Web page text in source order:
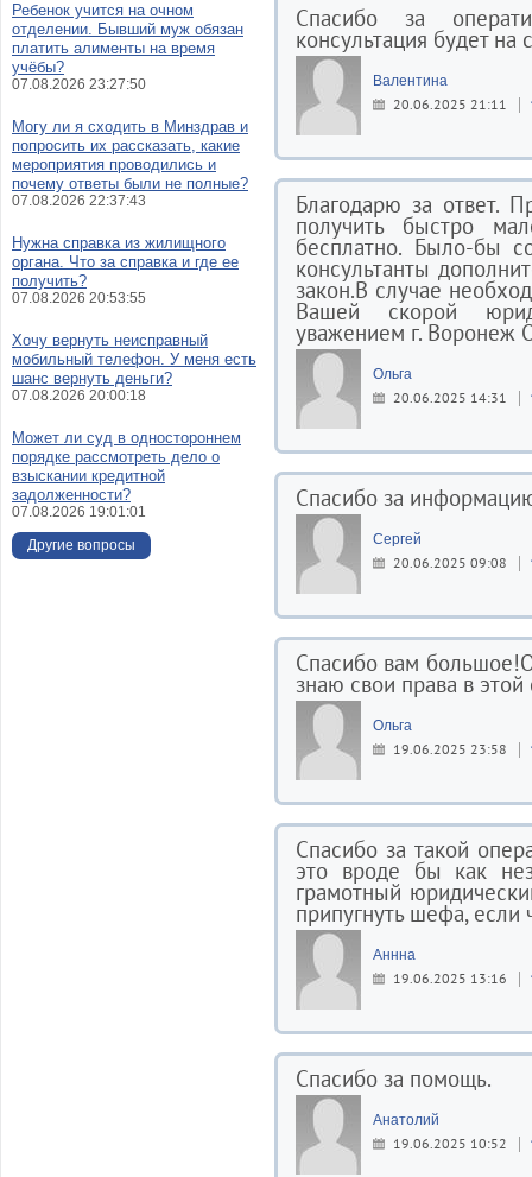
Спасибо за
консультация будет
Валентина
20.06.2025 21:11
Благодарю за ответ.
получить быстро
бесплатно. Было-бы
консультанты
закон.В случае
Вашей скорой
уважением г. Воронеж
Ольга
20.06.2025 14:31
Спасибо за
Сергей
20.06.2025 09:08
Спасибо вам
знаю свои права в
Ольга
19.06.2025 23:58
Спасибо за такой
это вроде бы как
грамотный
припугнуть шефа, если
Аннна
19.06.2025 13:16
Спасибо за помощь.
Анатолий
19.06.2025 10:52
Ребенок учится на очном
отделении. Бывший муж обязан
платить алименты на время
учёбы?
07.08.2026 23:27:50
Могу ли я сходить в Минздрав и
попросить их рассказать, какие
мероприятия проводились и
почему ответы были не полные?
07.08.2026 22:37:43
Нужна справка из жилищного
органа. Что за справка и где ее
получить?
07.08.2026 20:53:55
Хочу вернуть неисправный
мобильный телефон. У меня есть
шанс вернуть деньги?
07.08.2026 20:00:18
Может ли суд в одностороннем
порядке рассмотреть дело о
взыскании кредитной
задолженности?
07.08.2026 19:01:01
Другие вопросы